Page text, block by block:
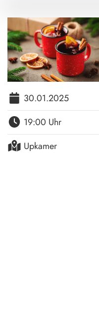
30.01.2025
19:00 Uhr
Upkamer